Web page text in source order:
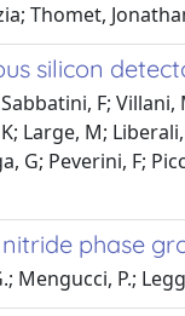
Thomet,
silicon
F;
Large, M;
G; Peverini, F;
phase
Mengucci, P.;